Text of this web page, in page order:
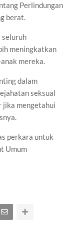
Perlindungan
berat.
seluruh
meningkatkan
mereka.
dalam
seksual
jika mengetahui
perkara untuk
Umum